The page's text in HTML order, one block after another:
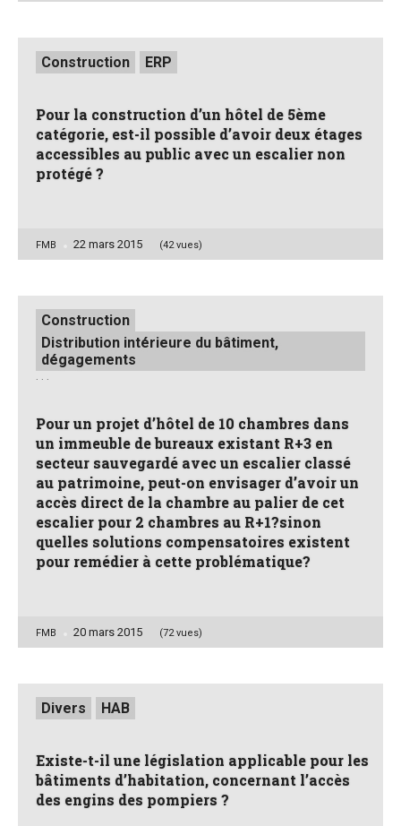
Posted
inConstruction ERP
Pour la construction d’un hôtel de 5ème
catégorie, est-il possible d’avoir deux étages
accessibles au public avec un escalier non
protégé ?
Posted
FMB 22 mars 2015 (42 vues)
Posted
inConstruction
Distribution intérieure du bâtiment,
dégagements
. . .
Pour un projet d’hôtel de 10 chambres dans
un immeuble de bureaux existant R+3 en
secteur sauvegardé avec un escalier classé
au patrimoine, peut-on envisager d’avoir un
accès direct de la chambre au palier de cet
escalier pour 2 chambres au R+1?sinon
quelles solutions compensatoires existent
pour remédier à cette problématique?
Posted
FMB 20 mars 2015 (72 vues)
Posted
inDivers HAB
Existe-t-il une législation applicable pour les
bâtiments d’habitation, concernant l’accès
des engins des pompiers ?